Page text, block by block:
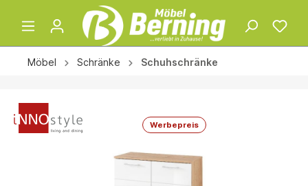
Möbel Schränke Schuhschränke
Werbepreis